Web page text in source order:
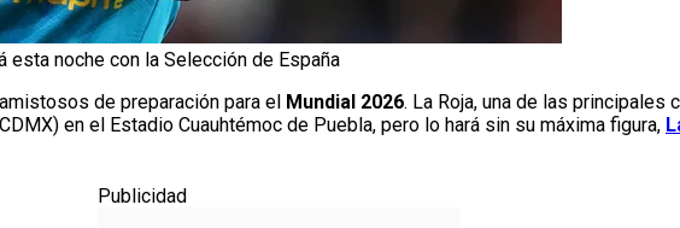
esta noche con la Selección de España
de preparación para el Mundial 2026. La Roja, una de las principales
en el Estadio Cuauhtémoc de Puebla, pero lo hará sin su máxima figura,
Publicidad